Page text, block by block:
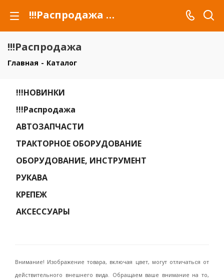
!!!Распродажа для автомобилей российских марок и сельхозтехники
!!!Распродажа
Главная - Каталог
!!!НОВИНКИ
!!!Распродажа
АВТОЗАПЧАСТИ
ТРАКТОРНОЕ ОБОРУДОВАНИЕ
ОБОРУДОВАНИЕ, ИНСТРУМЕНТ
РУКАВА
КРЕПЕЖ
АКСЕССУАРЫ
Внимание! Изображение товара, включая цвет, могут отличаться от
действительного внешнего вида. Обращаем ваше внимание на то,